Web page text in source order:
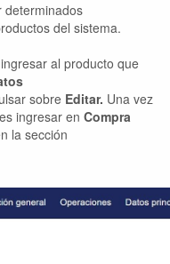
determinados
del sistema.
al producto que
sobre Editar. Una vez
ingresar en Compra
la sección